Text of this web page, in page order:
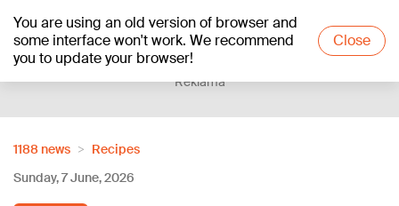
You are using an old version of browser and
some interface won't work. We recommend
you to update your browser!
Close
+20°C
Reklāma
1188 news
Recipes
Sunday, 7 June, 2026